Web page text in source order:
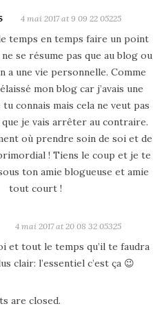
4 mai 2017 at 9 09 22 05225
temps en temps faire un point
se résume pas que au blog ou
a une vie personnelle. Comme
mon blog car j’avais une
connais mais cela ne veut pas
je vais arrêter au contraire.
où prendre soin de soi et de
! Tiens le coup et je te
ton amie blogueuse et amie
tout court !
4 mai 2017 at 20 08 32 05325
et tout le temps qu’il te faudra
clair: l’essentiel c’est ça 😉
are closed.